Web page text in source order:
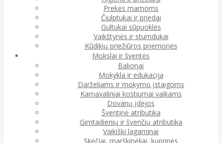
Prekės mamoms
Čiulptukai ir priedai
Gultukai sūpuoklės
Vaikštynės ir stumdukai
Kūdikių priežiūros priemonės
Mokslai ir šventės
Balionai
Mokykla ir edukacija
Darželiams ir mokymo įstaigoms
Karnavaliniai kostiumai vaikams
Dovanų įdėjos
Šventinė atributika
Gimtadienių ir švenčių atributika
Vaikiški lagaminai
Skėčiai, marškinėliai, kuprinės